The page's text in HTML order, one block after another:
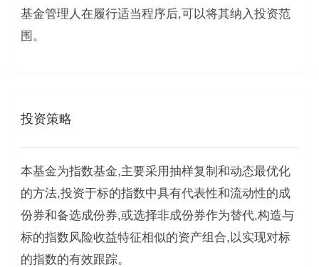
基金管理人在履行适当程序后,可以将其纳入投资范
围。
投资策略
本基金为指数基金,主要采用抽样复制和动态最优化
的方法,投资于标的指数中具有代表性和流动性的成
份券和备选成份券,或选择非成份券作为替代,构造与
标的指数风险收益特征相似的资产组合,以实现对标
的指数的有效跟踪。